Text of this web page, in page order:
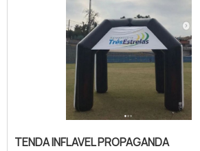
TENDA INFLAVEL PROPAGANDA